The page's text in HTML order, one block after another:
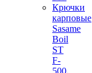
Крючки
карповые
Sasame
Boil
ST
F-